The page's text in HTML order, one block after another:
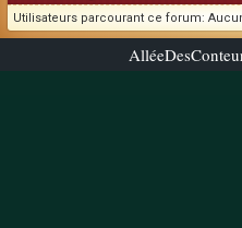
Utilisateurs parcourant ce forum: